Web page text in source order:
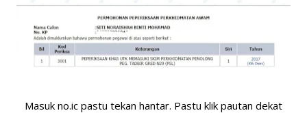
Masuk no.ic pastu tekan hantar. Pastu klik pautan dekat